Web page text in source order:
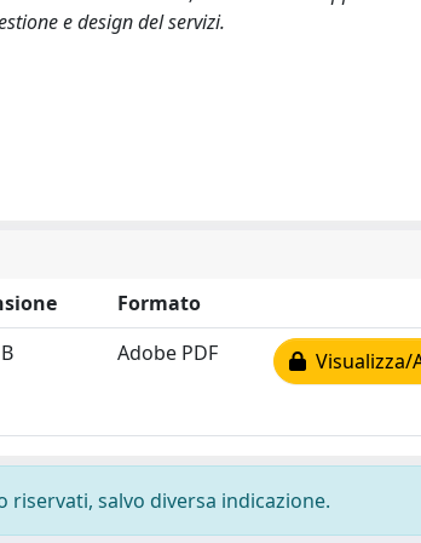
e design del servizi.
Formato
Adobe PDF Visualizza/
salvo diversa indicazione.